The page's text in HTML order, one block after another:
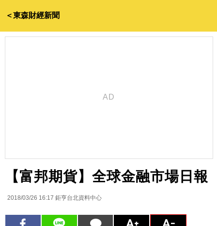
＜東森財經新聞
【富邦期貨】全球金融市場日報
2018/03/26 16:17 鉅亨台北資料中心